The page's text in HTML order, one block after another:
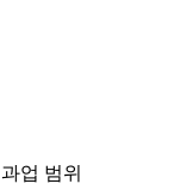
과업 범위